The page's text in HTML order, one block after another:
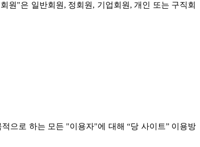
원"은 일반회원, 정회원, 기업회원, 개인 또는 구직회
으로 하는 모든 "이용자"에 대해 “당 사이트” 이용방